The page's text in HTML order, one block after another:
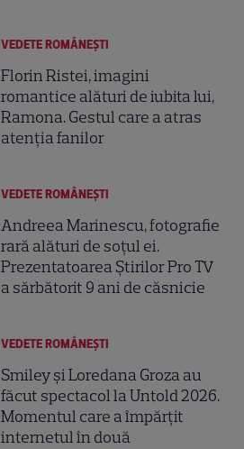
VEDETE ROMÂNEŞTI
Florin Ristei, imagini
romantice alături de iubita lui,
Ramona. Gestul care a atras
atenția fanilor
VEDETE ROMÂNEŞTI
Andreea Marinescu, fotografie
rară alături de soțul ei.
Prezentatoarea Știrilor Pro TV
a sărbătorit 9 ani de căsnicie
VEDETE ROMÂNEŞTI
Smiley și Loredana Groza au
făcut spectacol la Untold 2026.
Momentul care a împărțit
internetul în două